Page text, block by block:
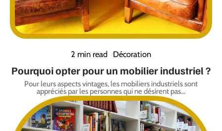
2 min read Décoration
Pourquoi opter pour un mobilier industriel ?
Pour leurs aspects vintages, les mobiliers industriels sont
appréciés par les personnes qui ne désirent pas…